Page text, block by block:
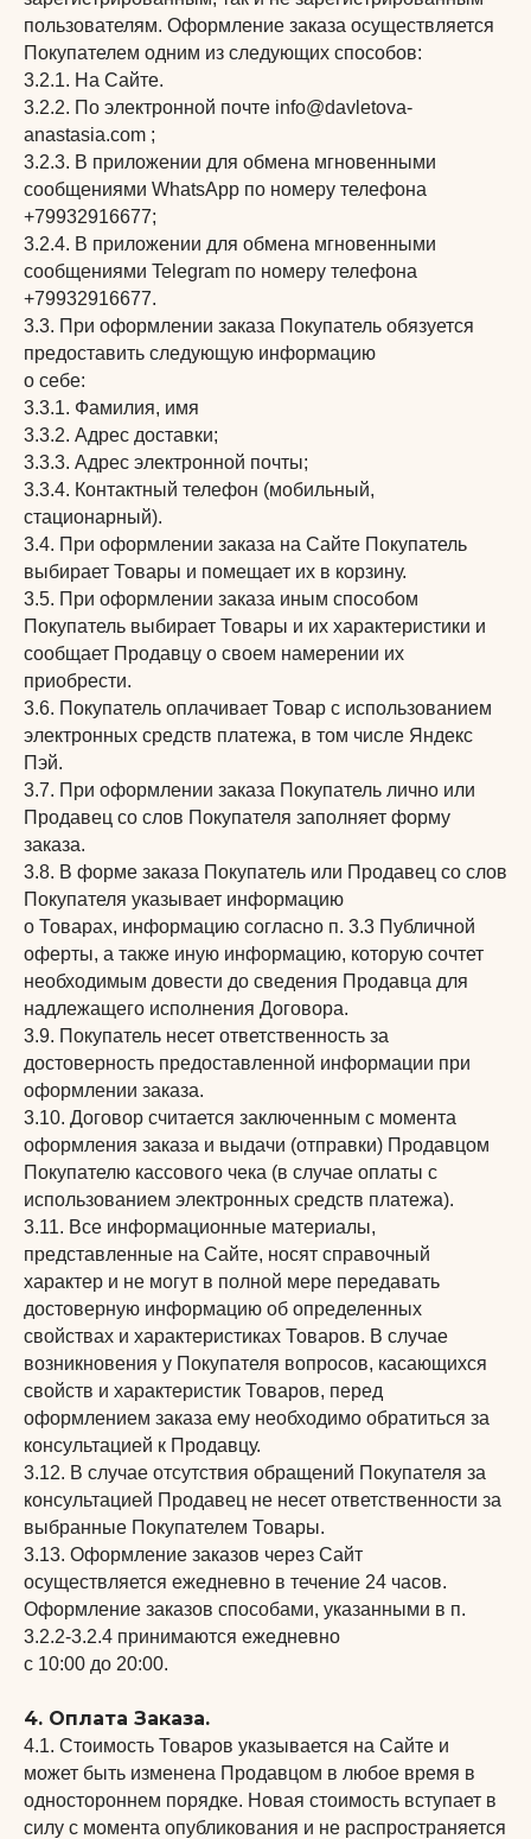
пользователям. Оформление заказа осуществляется
Покупателем одним из следующих способов:
3.2.1. На Сайте.
3.2.2. По электронной почте info@davletova-
anastasia.com ;
3.2.3. В приложении для обмена мгновенными
сообщениями WhatsApp по номеру телефона
+79932916677;
3.2.4. В приложении для обмена мгновенными
сообщениями Telegram по номеру телефона
+79932916677.
3.3. При оформлении заказа Покупатель обязуется
предоставить следующую информацию
о себе:
3.3.1. Фамилия, имя
3.3.2. Адрес доставки;
3.3.3. Адрес электронной почты;
3.3.4. Контактный телефон (мобильный,
стационарный).
3.4. При оформлении заказа на Сайте Покупатель
выбирает Товары и помещает их в корзину.
3.5. При оформлении заказа иным способом
Покупатель выбирает Товары и их характеристики и
сообщает Продавцу о своем намерении их
приобрести.
3.6. Покупатель оплачивает Товар с использованием
электронных средств платежа, в том числе Яндекс
Пэй.
3.7. При оформлении заказа Покупатель лично или
Продавец со слов Покупателя заполняет форму
заказа.
3.8. В форме заказа Покупатель или Продавец со слов
Покупателя указывает информацию
о Товарах, информацию согласно п. 3.3 Публичной
оферты, а также иную информацию, которую сочтет
необходимым довести до сведения Продавца для
надлежащего исполнения Договора.
3.9. Покупатель несет ответственность за
достоверность предоставленной информации при
оформлении заказа.
3.10. Договор считается заключенным с момента
оформления заказа и выдачи (отправки) Продавцом
Покупателю кассового чека (в случае оплаты с
использованием электронных средств платежа).
3.11. Все информационные материалы,
представленные на Сайте, носят справочный
характер и не могут в полной мере передавать
достоверную информацию об определенных
свойствах и характеристиках Товаров. В случае
возникновения у Покупателя вопросов, касающихся
свойств и характеристик Товаров, перед
оформлением заказа ему необходимо обратиться за
консультацией к Продавцу.
3.12. В случае отсутствия обращений Покупателя за
консультацией Продавец не несет ответственности за
выбранные Покупателем Товары.
3.13. Оформление заказов через Сайт
осуществляется ежедневно в течение 24 часов.
Оформление заказов способами, указанными в п.
3.2.2-3.2.4 принимаются ежедневно
с 10:00 до 20:00.
4. Оплата Заказа.
4.1. Стоимость Товаров указывается на Сайте и
может быть изменена Продавцом в любое время в
одностороннем порядке. Новая стоимость вступает в
силу с момента опубликования и не распространяется